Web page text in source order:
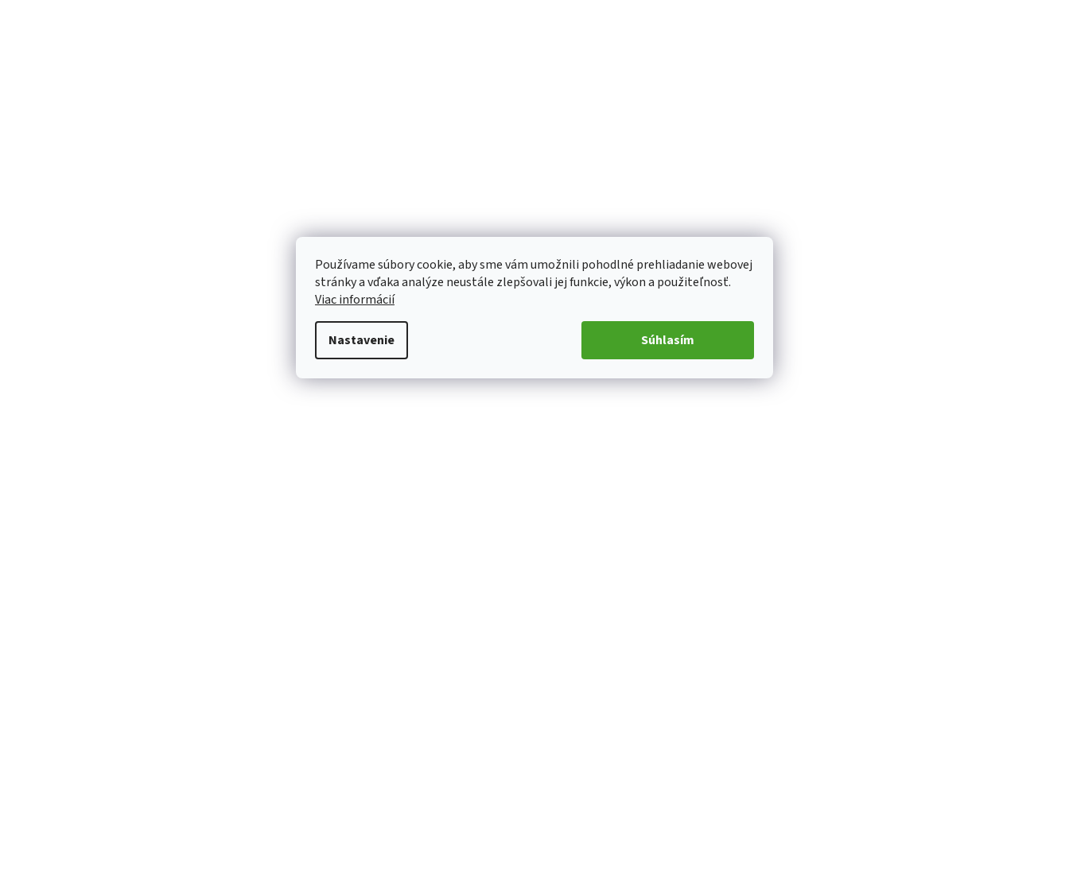
Používame súbory cookie, aby sme vám umožnili pohodlné prehliadanie webovej
stránky a vďaka analýze neustále zlepšovali jej funkcie, výkon a použiteľnosť.
Viac informácií
Nastavenie Súhlasím